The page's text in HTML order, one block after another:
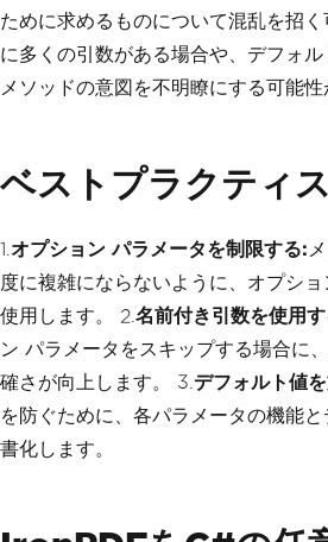
ために求めるものについて混乱を招
に多くの引数がある場合や、デフォル
メソッドの意図を不明瞭にする可能性
ベストプラクティス
1. オプション パラメータを制限する:
度に複雑にならないように、オプシ
使用します。 2. 名前付き引数を使用
ン パラメータをスキップする場合に
確さが向上します。 3. デフォルト値
を防ぐために、各パラメータの機能
書化します。